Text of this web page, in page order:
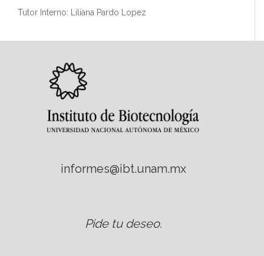
Tutor Interno: Liliana Pardo Lopez
informes@ibt.unam.mx
Pide tu deseo.